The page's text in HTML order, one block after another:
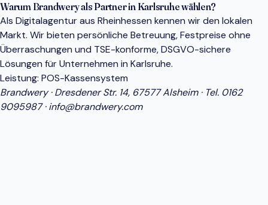
Warum Brandwery als Partner in Karlsruhe wählen?
Als Digitalagentur aus Rheinhessen kennen wir den lokalen
Markt. Wir bieten persönliche Betreuung, Festpreise ohne
Überraschungen und TSE-konforme, DSGVO-sichere
Lösungen für Unternehmen in Karlsruhe.
Leistung: POS-Kassensystem
Brandwery · Dresdener Str. 14, 67577 Alsheim · Tel. 0162
9095987·info@brandwery.com